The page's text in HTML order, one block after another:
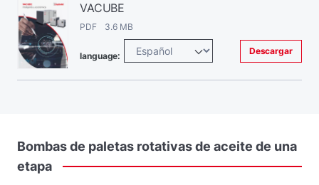
VACUBE
PDF 3.6 MB
language: Descargar
Bombasde paletas rotativasde aceite de una
etapa